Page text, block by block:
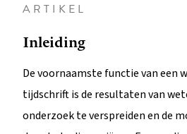
ARTIKEL
Inleiding
De voornaamste functie van een
tijdschrift is de resultaten van
onderzoek te verspreiden en de